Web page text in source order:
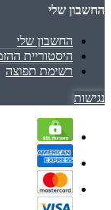
החשבון שלי
החשבון שלי
היסטוריית
רשימת תפוצה
נגישות